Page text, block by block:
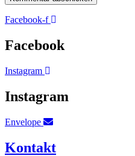
Facebook-f
Facebook
Instagram
Instagram
Envelope
Kontakt